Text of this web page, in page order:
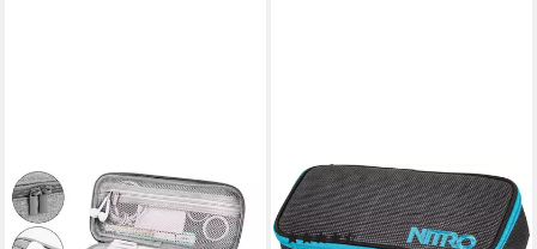
NITRO
Federmäppchen Pencil Case
(2)